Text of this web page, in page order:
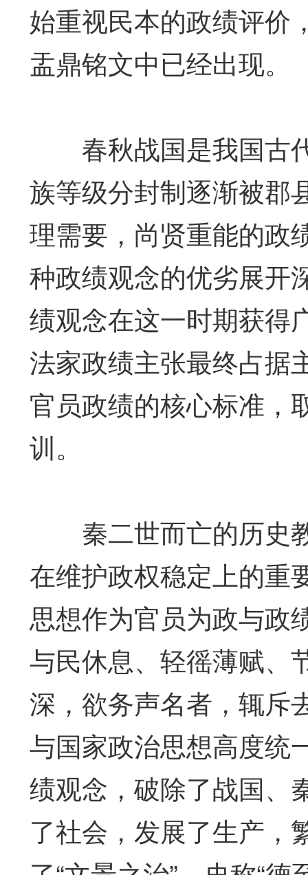
始重视民本的政绩评价
盂鼎铭文中已经出现。
春秋战国是我国古
族等级分封制逐渐被郡
理需要，尚贤重能的政
种政绩观念的优劣展开
绩观念在这一时期获得
法家政绩主张最终占据
官员政绩的核心标准，
训。
秦二世而亡的历史
在维护政权稳定上的重
思想作为官员为政与政
与民休息、轻徭薄赋、
深，欲务声名者，辄斥
与国家政治思想高度统
绩观念，破除了战国、
了社会，发展了生产，